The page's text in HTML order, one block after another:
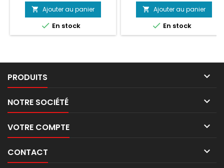
de
base
 Ajouter au panier
 En stock
de
base
 Ajouter au panier
 En stock
PRODUITS 
NOTRE SOCIÉTÉ 
VOTRE COMPTE 
CONTACT 